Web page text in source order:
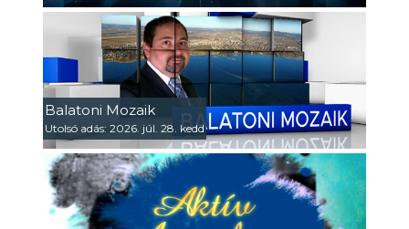
Balatoni Mozaik
Utolsó adás: 2026. júl. 28. kedd